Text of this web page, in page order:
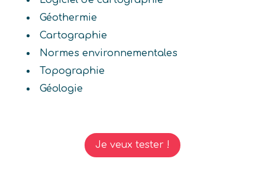
Géothermie
Cartographie
Normes environnementales
Topographie
Géologie
Je veux tester !